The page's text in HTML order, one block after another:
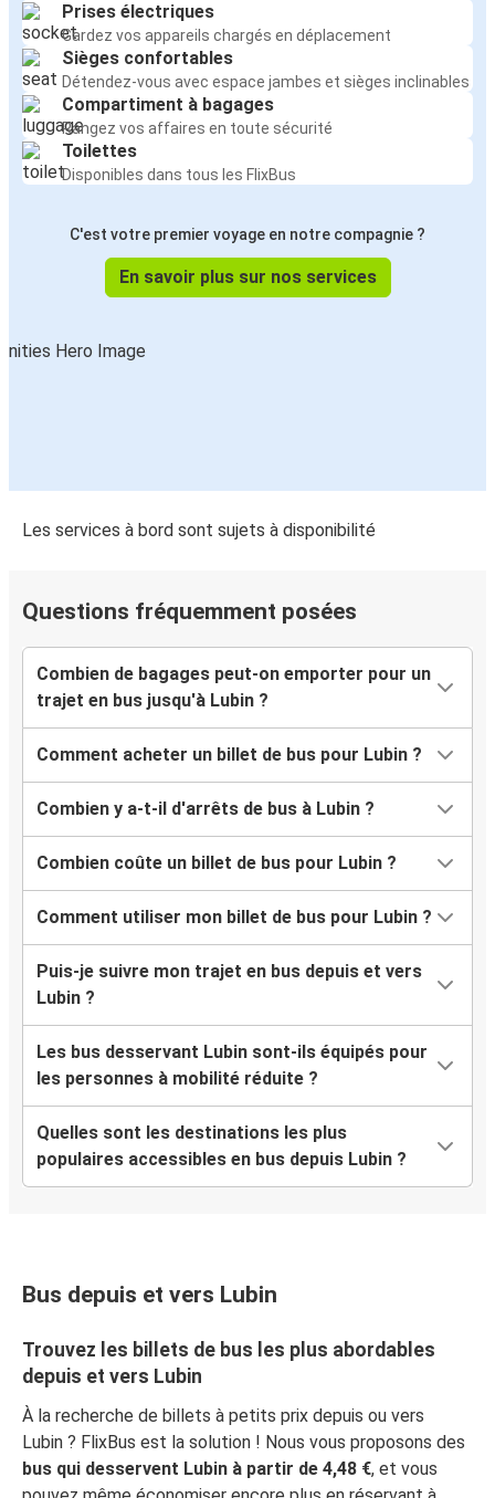
Prises électriques
Gardez vos appareils chargés en déplacement
Sièges confortables
Détendez-vous avec espace jambes et sièges inclinables
Compartiment à bagages
Rangez vos affaires en toute sécurité
Toilettes
Disponibles dans tous les FlixBus
C'est votre premier voyage en notre compagnie ?
En savoir plus sur nos services
Les services à bord sont sujets à disponibilité
Questions fréquemment posées
Combien de bagages peut-on emporter pour un
trajet en bus jusqu'à Lubin ?
Comment acheter un billet de bus pour Lubin ?
Combien y a-t-il d'arrêts de bus à Lubin ?
Combien coûte un billet de bus pour Lubin ?
Comment utiliser mon billet de bus pour Lubin ?
Puis-je suivre mon trajet en bus depuis et vers
Lubin ?
Les bus desservant Lubin sont-ils équipés pour
les personnes à mobilité réduite ?
Quelles sont les destinations les plus
populaires accessibles en bus depuis Lubin ?
Bus depuis et vers Lubin
Trouvez les billets de bus les plus abordables
depuis et vers Lubin
À la recherche de billets à petits prix depuis ou vers
Lubin ? FlixBus est la solution ! Nous vous proposons des
bus qui desservent Lubin à partir de 4,48 €, et vous